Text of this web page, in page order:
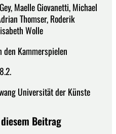
Maelle Giovanetti, Michael
Thomser, Roderik
Wolle
den Kammerspielen
Universität der Künste
Beitrag